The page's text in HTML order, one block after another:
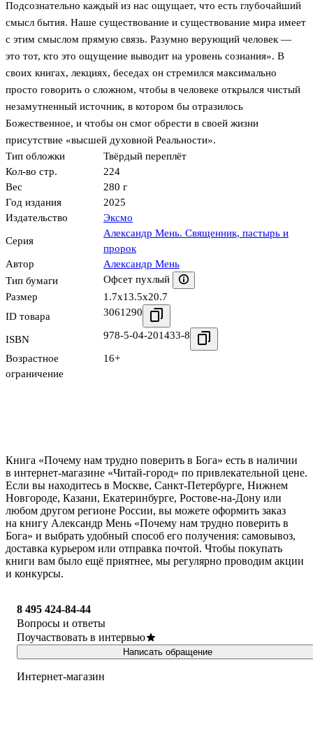
Подсознательно каждый из нас ощущает, что есть глубочайший
смысл бытия. Наше существование и существование мира имеет
с этим смыслом прямую связь. Разумно верующий человек —
это тот, кто это ощущение выводит на уровень сознания». В
своих книгах, лекциях, беседах он стремился максимально
просто говорить о сложном, чтобы в человеке открылся чистый
незамутненный источник, в котором бы отразилось
Божественное, и чтобы он смог обрести в своей жизни
присутствие «высшей духовной Реальности».
Тип обложки
Твёрдый переплёт
Кол-во стр.
224
Вес
280 г
Год издания
2025
Издательство
Эксмо
Серия
Александр Мень. Священник, пастырь и
пророк
Автор
Александр Мень
Тип бумаги
Офсет пухлый
Размер
1.7x13.5x20.7
ID товара
3061290
ISBN 978-5-04-201433-8
Возрастное
ограничение
16+
Книга «Почему нам трудно поверить в Бога» есть в наличии
в интернет-магазине «Читай-город» по привлекательной цене.
Если вы находитесь в Москве, Санкт-Петербурге, Нижнем
Новгороде, Казани, Екатеринбурге, Ростове-на-Дону или
любом другом регионе России, вы можете оформить заказ
на книгу Александр Мень «Почему нам трудно поверить в
Бога» и выбрать удобный способ его получения: самовывоз,
доставка курьером или отправка почтой. Чтобы покупать
книги вам было ещё приятнее, мы регулярно проводим акции
и конкурсы.
8 495 424-84-44
Вопросы и ответы
Поучаствовать в интервью
Написать обращение
Интернет-магазин